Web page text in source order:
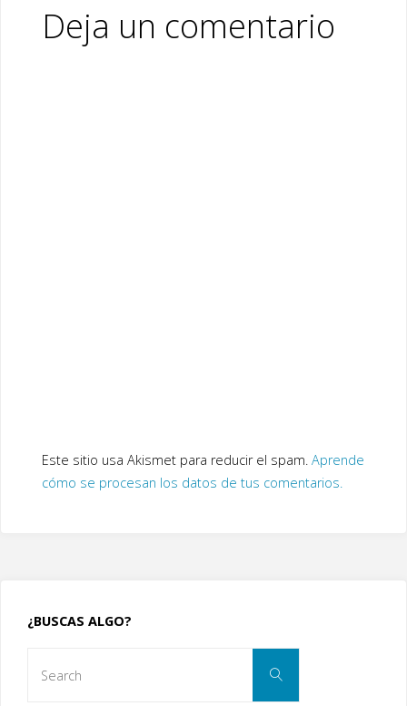
Deja un comentario
Este sitio usa Akismet para reducir el spam. Aprende
cómo se procesan los datos de tus comentarios.
¿BUSCAS ALGO?
Search